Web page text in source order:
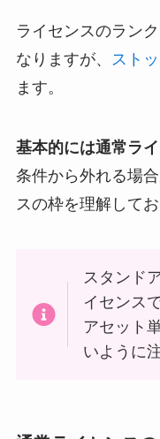
ライセンスのラン
なりますが、
スト
ます。
基本的には通常ラ
条件から外れる場
スの枠を理解してお
スタンド
イセンス
アセット
いように